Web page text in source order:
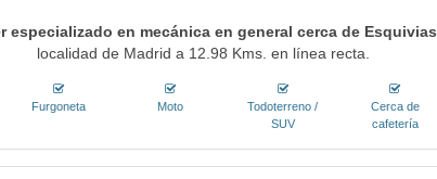
especializado en mecánica en general cerca de Esquivias
localidad de Madrid a 12.98 Kms. en línea recta.
Furgoneta Moto
Todoterreno /
SUV
Cerca de
cafetería